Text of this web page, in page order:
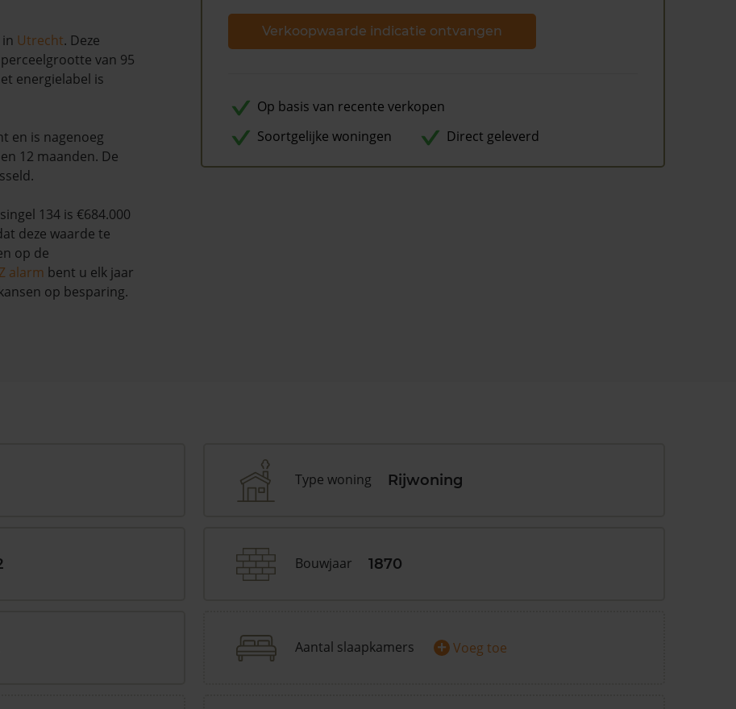
in Utrecht. Deze
van 95
energielabel is
en is nagenoeg
12 maanden. De
134 is €684.000
deze waarde te
op de
alarm bent u elk jaar
op besparing.
Verkoopwaarde indicatie ontvangen
Op basis van recente verkopen
Soortgelijke woningen
Direct geleverd
Type woning Rijwoning
Bouwjaar 1870
Aantal slaapkamers + Voeg toe